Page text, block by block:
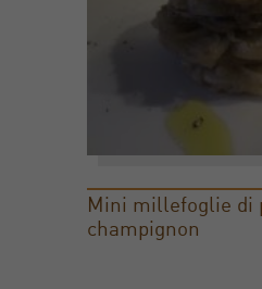
Mini millefoglie di
champignon